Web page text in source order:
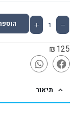
₪125
תיאור